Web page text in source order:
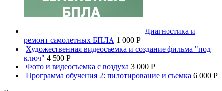
Диагностика и
ремонт самолетных БПЛА 1 000 P
Художественная видеосъемка и создание фильма "под
ключ" 4 500 P
Фото и видеосъемка с воздуха 3 000 P
Программа обучения 2: пилотирование и съемка 6 000 P